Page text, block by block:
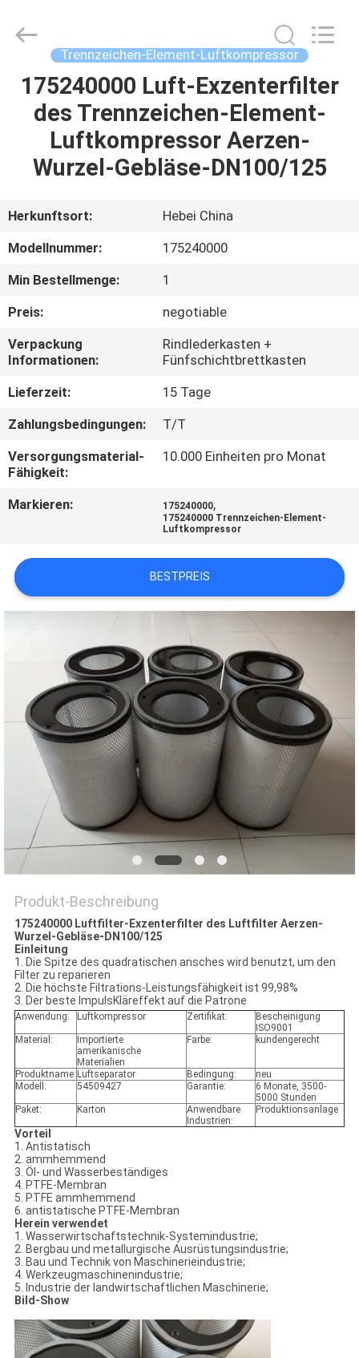
HAUS
PRODUKTE
ÜBER
FABRIK-
AUSFLUG
QUALITÄTSKONTROLLE
TRETEN
SIE
MIT
IN
VERBINDUNG
FÄLLE
SITEMAP
PRIVACY
POLICY
Rights
Trennzeichen-Element-Luftkompressor
175240000 Luft-Exzenterfilter
des Trennzeichen-Element-
Luftkompressor Aerzen-
Wurzel-Gebläse-DN100/125
Herkunftsort:
Hebei China
Modellnummer:
175240000
Min Bestellmenge:
1
Preis:
negotiable
Verpackung
Informationen:
Rindlederkasten +
Fünfschichtbrettkasten
Lieferzeit:
15 Tage
Zahlungsbedingungen:
T/T
Versorgungsmaterial-
Fähigkeit:
10.000 Einheiten pro Monat
Markieren: 175240000,
175240000 Trennzeichen-Element-
Luftkompressor
BESTPREIS
Produkt-Beschreibung
175240000 Luftfilter-Exzenterfilter des Luftfilter Aerzen-
Wurzel-Gebläse-DN100/125
Einleitung
1. Die Spitze des quadratischen ansches wird benutzt, um den
Filter zu reparieren
2. Die höchste Filtrations-Leistungsfähigkeit ist 99,98%
3. Der beste ImpulsKläreffekt auf die Patrone
Anwendung: Luftkompressor Zertifikat:
Bescheinigung
ISO9001
Material:
Importierte
amerikanische
Materialien
Farbe: kundengerecht
Produktname: Luftseparator Bedingung:
neu
Modell:
54509427 Garantie:
6 Monate, 3500-
5000 Stunden
Paket:
Karton
Anwendbare
Industrien:
Produktionsanlage
Vorteil
1. Antistatisch
2. ammhemmend
3. Öl- und Wasserbeständiges
4. PTFE-Membran
5. PTFE ammhemmend
6. antistatische PTFE-Membran
Herein verwendet
1. Wasserwirtschaftstechnik-Systemindustrie;
2. Bergbau und metallurgische Ausrüstungsindustrie;
3. Bau und Technik von Maschinerieindustrie;
4. Werkzeugmaschinenindustrie;
5. Industrie der landwirtschaftlichen Maschinerie;
Bild-Show